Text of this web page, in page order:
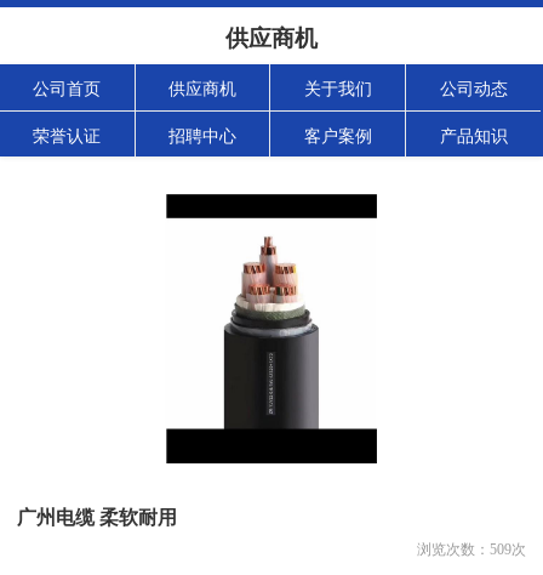
供应商机
公司首页 供应商机 关于我们 公司动态
荣誉认证 招聘中心 客户案例 产品知识
广州电缆 柔软耐用
浏览次数： 509次